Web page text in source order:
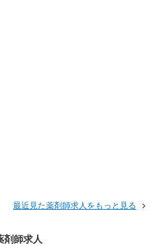
最近見た薬剤師求人をもっと見る
剤師求人